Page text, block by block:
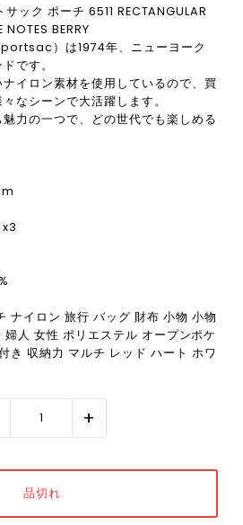
ック ポーチ 6511 RECTANGULAR
BERRY
）は1974年、ニューヨーク
です。
イロン素材を使用しているので、買
なシーンで大活躍します。
力の一つで、どの世代でも楽しめる
ナイロン 旅行 バッグ 財布 小物 小物
人 女性 ポリエステル オープンポケ
き 収納力 マルチ レッド ハート ホワ
+